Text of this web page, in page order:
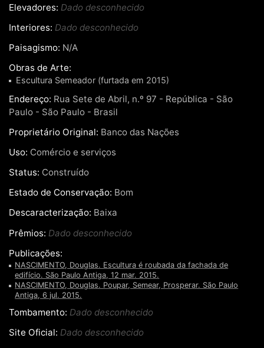
Elevadores: Dado desconhecido
Interiores: Dado desconhecido
Paisagismo: N/A
Obras de Arte:
Escultura Semeador (furtada em 2015)
Endereço: Rua Sete de Abril, n.º 97 - República - São
Paulo - São Paulo - Brasil
Proprietário Original: Banco das Nações
Uso: Comércio e serviços
Status: Construído
Estado de Conservação: Bom
Descaracterização: Baixa
Prêmios: Dado desconhecido
Publicações:
NASCIMENTO, Douglas. Escultura é roubada da fachada de
edifício. São Paulo Antiga, 12 mar. 2015.
NASCIMENTO, Douglas. Poupar, Semear, Prosperar. São Paulo
Antiga, 6 jul. 2015.
Tombamento: Dado desconhecido
Site Oficial: Dado desconhecido